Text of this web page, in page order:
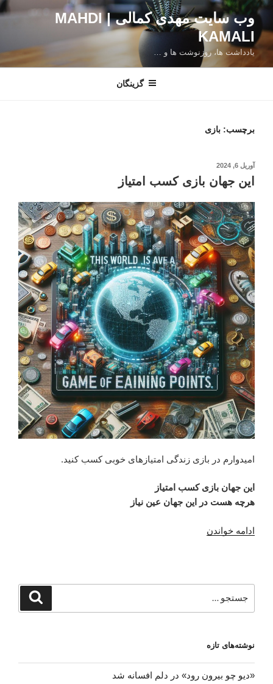
رفتن
محتوا
وب سایت مهدی کمالی | MAHDI
KAMALI
یادداشت ها، روزنوشت ها و …
گزینگان
برچسب: بازی
نوشته‌شده
در
آوریل 6, 2024
این جهان بازی کسب امتیاز
امیدوارم در بازی زندگی امتیازهای خوبی کسب کنید.
این جهان بازی کسب امتیاز
هرچه هست در این جهان عین نیاز
ادامه خواندن
برای
جستجو
نوشته‌های تازه
«دیو چو بیرون رود» در دلم افسانه شد